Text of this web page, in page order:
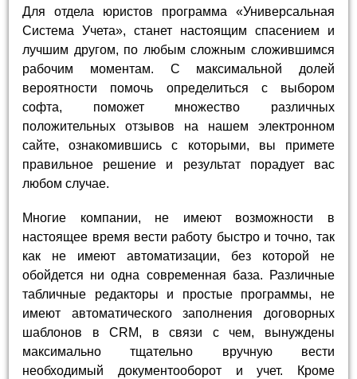
Для отдела юристов программа «Универсальная
Система Учета», станет настоящим спасением и
лучшим другом, по любым сложным сложившимся
рабочим моментам. С максимальной долей
вероятности помочь определиться с выбором
софта, поможет множество различных
положительных отзывов на нашем электронном
сайте, ознакомившись с которыми, вы примете
правильное решение и результат порадует вас
любом случае.
Многие компании, не имеют возможности в
настоящее время вести работу быстро и точно, так
как не имеют автоматизации, без которой не
обойдется ни одна современная база. Различные
табличные редакторы и простые программы, не
имеют автоматического заполнения договорных
шаблонов в CRM, в связи с чем, вынуждены
максимально тщательно вручную вести
необходимый документооборот и учет. Кроме